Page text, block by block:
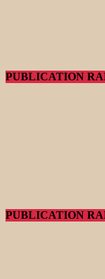
PUBLICATION
PUBLICATION